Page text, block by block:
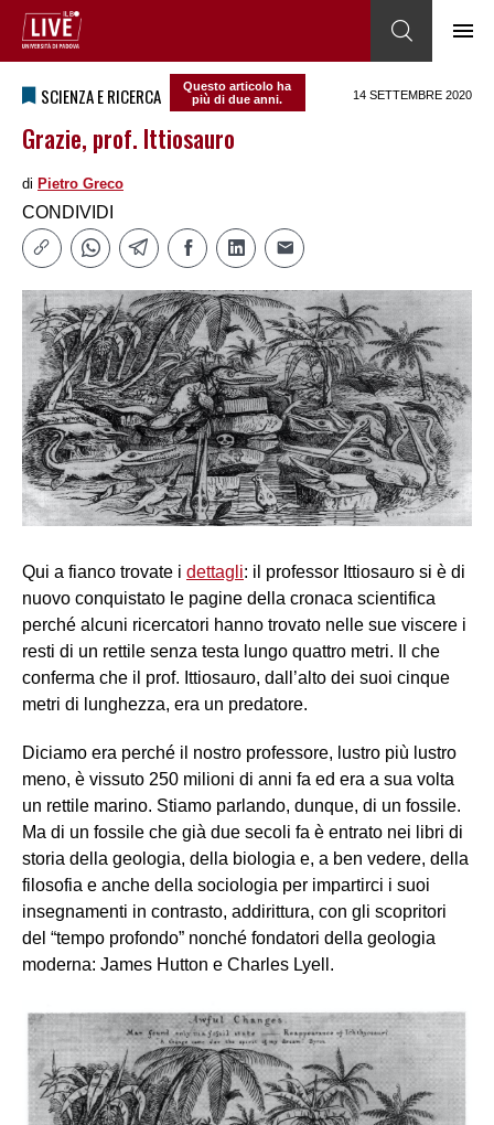
SCIENZA E RICERCA
Questo articolo ha
più di due anni.
14 SETTEMBRE 2020
Grazie, prof. Ittiosauro
di Pietro Greco
CONDIVIDI
Qui a fianco trovate i dettagli: il professor Ittiosauro si è di
nuovo conquistato le pagine della cronaca scientifica
perché alcuni ricercatori hanno trovato nelle sue viscere i
resti di un rettile senza testa lungo quattro metri. Il che
conferma che il prof. Ittiosauro, dall’alto dei suoi cinque
metri di lunghezza, era un predatore.
Diciamo era perché il nostro professore, lustro più lustro
meno, è vissuto 250 milioni di anni fa ed era a sua volta
un rettile marino. Stiamo parlando, dunque, di un fossile.
Ma di un fossile che già due secoli fa è entrato nei libri di
storia della geologia, della biologia e, a ben vedere, della
filosofia e anche della sociologia per impartirci i suoi
insegnamenti in contrasto, addirittura, con gli scopritori
del “tempo profondo” nonché fondatori della geologia
moderna: James Hutton e Charles Lyell.